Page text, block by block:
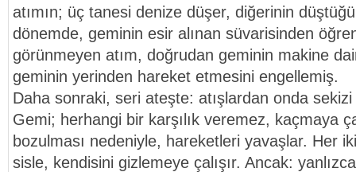
atımın; üç tanesi denize düşer, diğerinin
dönemde, geminin esir alınan süvarisinden
görünmeyen atım, doğrudan geminin makine
geminin yerinden hareket etmesini engellemiş.
Daha sonraki, seri ateşte: atışlardan onda
Gemi; herhangi bir karşılık veremez, kaçmaya
bozulması nedeniyle, hareketleri yavaşlar. Her iki
sisle, kendisini gizlemeye çalışır. Ancak: